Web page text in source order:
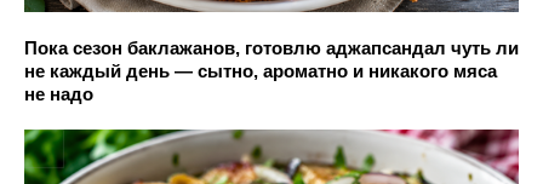
Пока сезон баклажанов, готовлю аджапсандал чуть ли
не каждый день — сытно, ароматно и никакого мяса
не надо